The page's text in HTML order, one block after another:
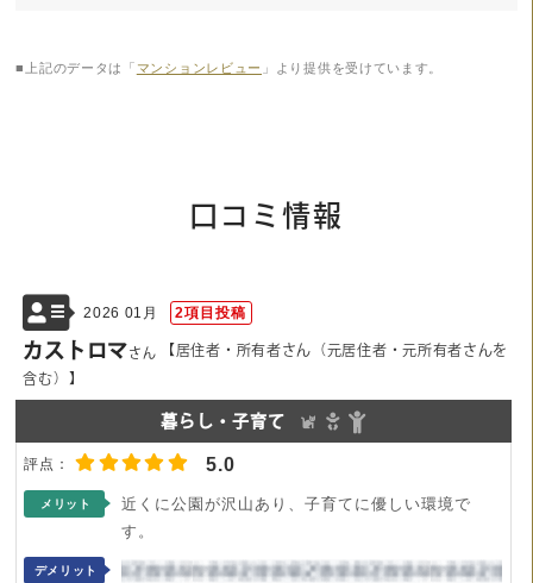
■上記のデータは「 マンションレビュー 」より提供を受けています。
口コミ情報
2026 01月 2項目投稿
カストロマさん 【居住者・所有者さん（元居住者・元所有者さんを
含む）】
暮らし・子育て
5.0
メリット
近くに公園が沢山あり、子育てに優しい環境で
す。
デメリット